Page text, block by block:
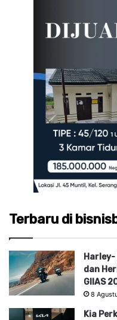
Terbaru di
dan
GIIAS
8
Kia